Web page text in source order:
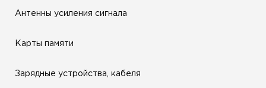
Антенны усиления сигнала
Карты памяти
Зарядные устройства, кабеля